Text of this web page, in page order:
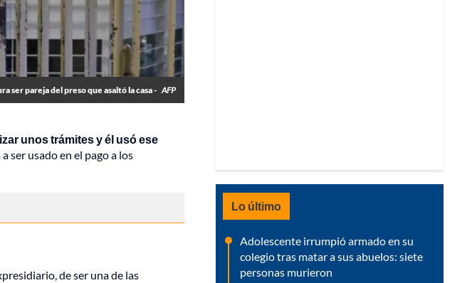
ser pareja del preso que asaltó la casa - AFP
unos trámites y él usó ese
ser usado en el pago a los
de ser una de las
Lo último
Adolescente irrumpió armado en su
colegio tras matar a sus abuelos: siete
personas murieron